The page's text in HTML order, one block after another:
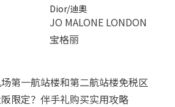
Dior/迪奧
JO MALONE LONDON
宝格丽
第一航站楼和第二航站楼免税区
限定？伴手礼购买实用攻略